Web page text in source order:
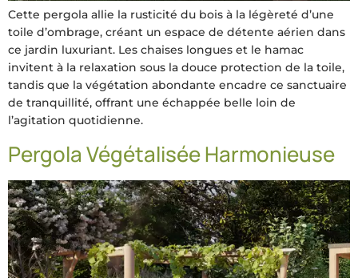
Cette pergola allie la rusticité du bois à la légèreté d’une
toile d’ombrage, créant un espace de détente aérien dans
ce jardin luxuriant. Les chaises longues et le hamac
invitent à la relaxation sous la douce protection de la toile,
tandis que la végétation abondante encadre ce sanctuaire
de tranquillité, offrant une échappée belle loin de
l’agitation quotidienne.
Pergola Végétalisée Harmonieuse